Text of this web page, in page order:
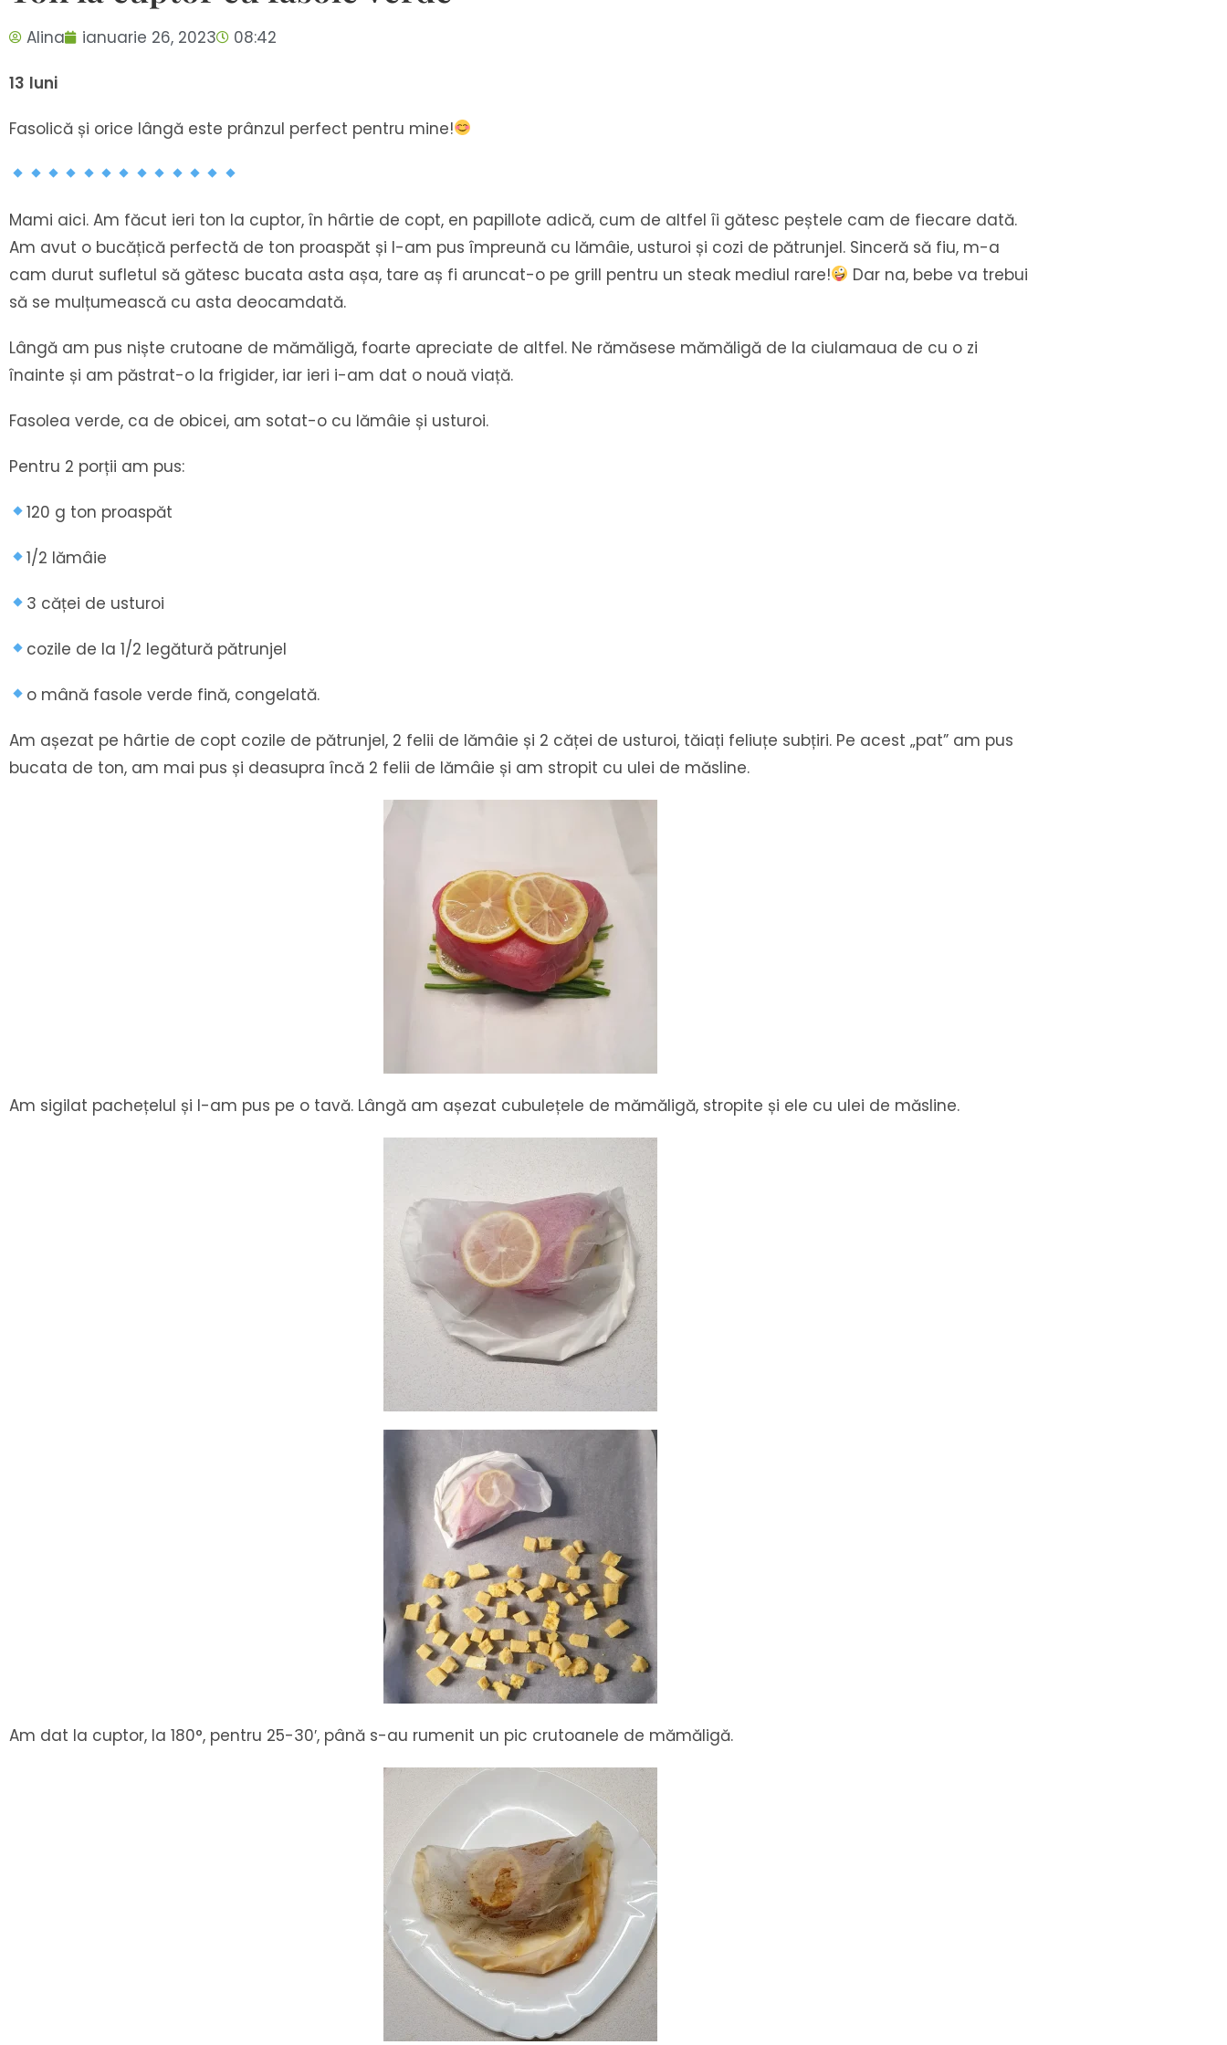
Alina ianuarie 26, 2023 08:42
13 luni
Fasolică și orice lângă este prânzul perfect pentru mine!
Mami aici. Am făcut ieri ton la cuptor, în hârtie de copt, en papillote adică, cum de altfel îi gătesc peștele cam de fiecare dată.
Am avut o bucățică perfectă de ton proaspăt și l-am pus împreună cu lămâie, usturoi și cozi de pătrunjel. Sinceră să fiu, m-a
cam durut sufletul să gătesc bucata asta așa, tare aș fi aruncat-o pe grill pentru un steak mediul rare!
Dar na, bebe va trebui
să se mulțumească cu asta deocamdată.
Lângă am pus niște crutoane de mămăligă, foarte apreciate de altfel. Ne rămăsese mămăligă de la ciulamaua de cu o zi
înainte și am păstrat-o la frigider, iar ieri i-am dat o nouă viață.
Fasolea verde, ca de obicei, am sotat-o cu lămâie și usturoi.
Pentru 2 porții am pus:
120 g ton proaspăt
1/2 lămâie
3 căței de usturoi
cozile de la 1/2 legătură pătrunjel
o mână fasole verde fină, congelată.
Am așezat pe hârtie de copt cozile de pătrunjel, 2 felii de lămâie și 2 căței de usturoi, tăiați feliuțe subțiri. Pe acest „pat” am pus
bucata de ton, am mai pus și deasupra încă 2 felii de lămâie și am stropit cu ulei de măsline.
Am sigilat pachețelul și l-am pus pe o tavă. Lângă am așezat cubulețele de mămăligă, stropite și ele cu ulei de măsline.
Am dat la cuptor, la 180°, pentru 25-30′, până s-au rumenit un pic crutoanele de mămăligă.